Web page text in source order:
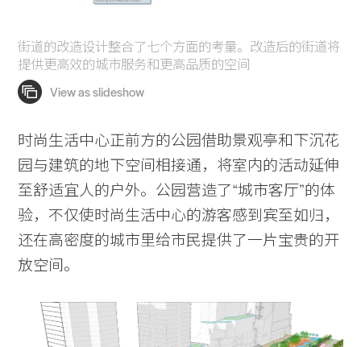
街道的改造设计整合了七个方面的考量。改造后的街道将
提供更高效的城市服务和更高品质的空间
时尚生活中心正前方的公园借助景观亭和下沉花
园与建筑的地下空间相接通，将室内的活动延伸
至舒适宜人的户外。公园营造了“城市客厅”的体
验，不仅使时尚生活中心的游客感到宾至如归，
还在高密度的城市里给市民提供了一片宝贵的开
放空间。